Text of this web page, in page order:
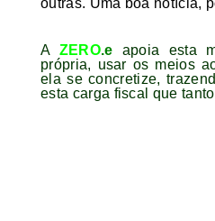
outras. Uma boa notícia,
A ZERO.e apoia esta
própria, usar os meios
ela se concretize,
esta carga fiscal que